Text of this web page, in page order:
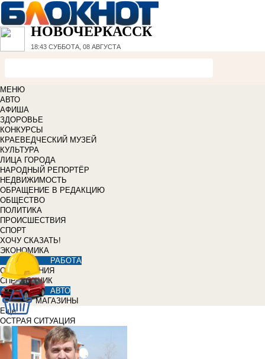
НОВОЧЕРКАССК
18:43 СУББОТА, 08 АВГУСТА
МЕНЮ
АВТО
АФИША
ЗДОРОВЬЕ
КОНКУРСЫ
КРАЕВЕДЧЕСКИЙ МУЗЕЙ
КУЛЬТУРА
ЛИЦА ГОРОДА
НАРОДНЫЙ РЕПОРТЁР
НЕДВИЖИМОСТЬ
ОБРАЩЕНИЕ В РЕДАКЦИЮ
ОБЩЕСТВО
ПОЛИТИКА
ПРОИСШЕСТВИЯ
СПОРТ
ХОЧУ СКАЗАТЬ!
ЭКОНОМИКА
РАБОТА
ОБЪЯВЛЕНИЯ
СПРАВОЧНИК
АВТО
МАГАЗИНЫ
Еще
ОСТРАЯ СИТУАЦИЯ